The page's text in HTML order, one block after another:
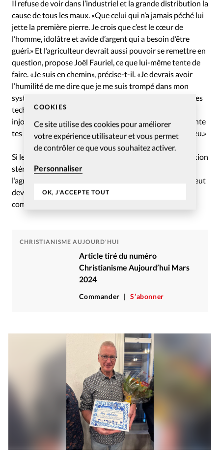
COOKIES
Ce site utilise des cookies pour améliorer
votre expérience utilisateur et vous permet
de contrôler ce que vous souhaitez activer.
Personnaliser
OK, J'ACCEPTE TOUT
Il refuse de voir dans l’industriel et la grande distribution la
cause de tous les maux. «Que celui qui n’a jamais péché lui
jette la première pierre. Je crois que c’est le cœur de
l’homme, idolâtre et avide d’argent qui a besoin d’être
guéri.» Et l’agriculteur devrait aussi pouvoir se remettre en
question, propose Joël Fauriel, ce que lui-même tente de
faire. «Je suis en chemin», précise-t-il. «Je devrais avoir
l’humilité de me dire que je me suis trompé dans mon
système agricole. J’ai obéi aux conseils des banquiers, des
techniciens, j’ai répondu à l’appât du gain et ces
injonctions: “Change de tracteurs, de machines, augmente
tes rendements, etc.”, plutôt que de faire confiance à Dieu.»
Si le paysan est dans la sagesse et non dans une opposition
stérile, cela peut interpeller le peuple, assure Jean,
l’agriculteur suisse romand. «Notre approche apaisée peut
devenir un exemple de solution, dans le dialogue et le
compromis pour d’autres pays.»
CHRISTIANISME AUJOURD'HUI
Article tiré du numéro
Christianisme Aujourd’hui Mars
2024
Commander S’abonner